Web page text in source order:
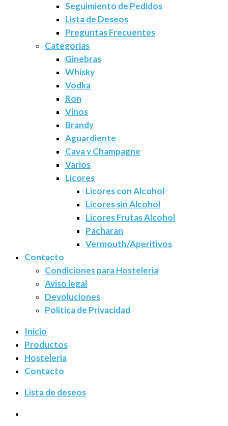
Seguimiento de Pedidos
Lista de Deseos
Preguntas Frecuentes
Categorias
Ginebras
Whisky
Vodka
Ron
Vinos
Brandy
Aguardiente
Cava y Champagne
Varios
Licores
Licores con Alcohol
Licores sin Alcohol
Licores Frutas Alcohol
Pacharan
Vermouth/Aperitivos
Contacto
Condiciones para Hosteleria
Aviso legal
Devoluciones
Politica de Privacidad
Inicio
Productos
Hosteleria
Contacto
Lista de deseos